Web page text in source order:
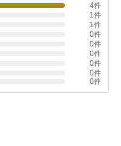
4件
1件
1件
0件
0件
0件
0件
0件
0件